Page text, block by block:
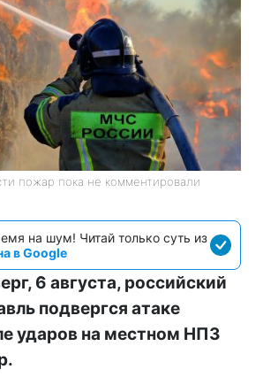
пожар пока не комментировали
на шум! Читай только суть из
в Google
6 августа, российский
подвергся атаке
ударов на местном НПЗ